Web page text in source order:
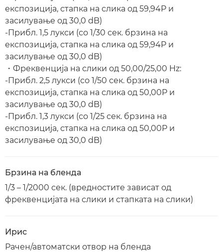
експозиција, стапка на слика од 59,94P и
засилување од 30,0 dB)
-Прибл. 1,5 лукси (со 1/30 сек. брзина на
експозиција, стапка на слика од 59,94P и
засилување од 30,0 dB)
・Фреквенција на слики од 50,00/25,00 Hz:
-Прибл. 2,5 лукси (со 1/50 сек. брзина на
експозиција, стапка на слика од 50,00P и
засилување од 30,0 dB)
-Прибл. 1,3 лукси (со 1/25 сек. брзина на
експозиција, стапка на слика од 50,00P и
засилување од 30,0 dB)
Брзина на бленда
1/3 – 1/2000 сек. (вредностите зависат од
фреквенцијата на слики и стапката на слики)
Ирис
Рачен/автоматски отвор на бленда